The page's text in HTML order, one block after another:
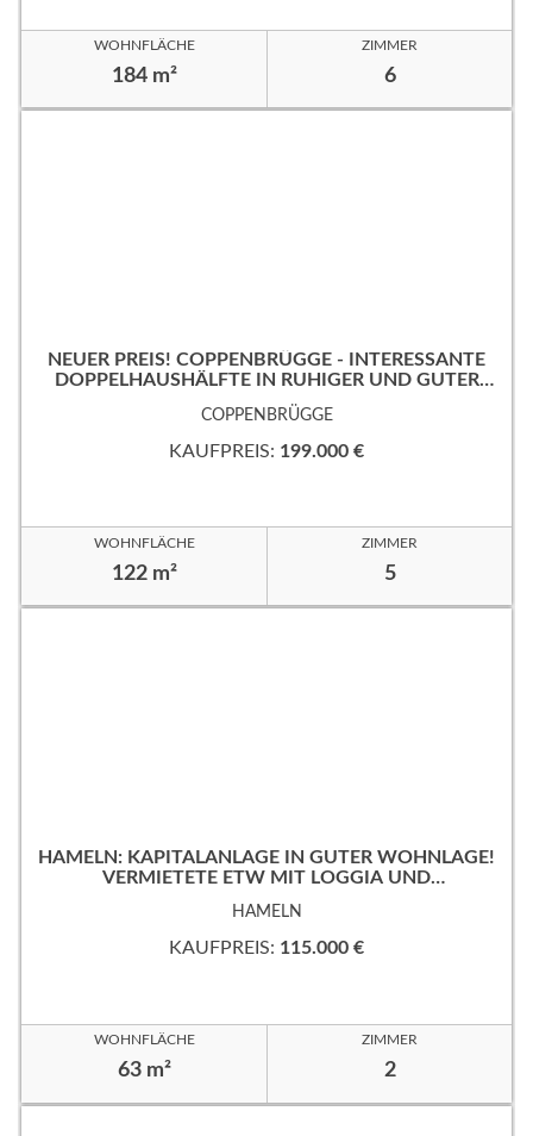
WOHNFLÄCHE
184 m²
ZIMMER
6
NEUER PREIS! COPPENBRÜGGE - INTERESSANTE
DOPPELHAUSHÄLFTE IN RUHIGER UND GUTER
WOHNLAGE!
COPPENBRÜGGE
KAUFPREIS: 199.000 €
WOHNFLÄCHE
122 m²
ZIMMER
5
HAMELN: KAPITALANLAGE IN GUTER WOHNLAGE!
VERMIETETE ETW MIT LOGGIA UND
HAMELN
KAUFPREIS: 115.000 €
WOHNFLÄCHE
63 m²
ZIMMER
2